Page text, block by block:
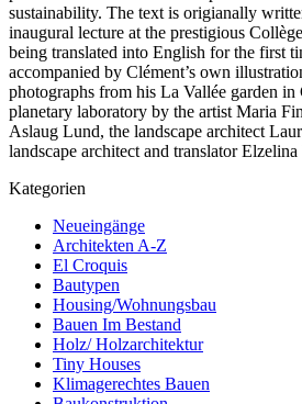
sustainability. The text is origianally
inaugural lecture at the prestigious
being translated into English for the first
accompanied by Clément’s own
photographs from his La Vallée garden in
planetary laboratory by the artist Maria
Aslaug Lund, the landscape architect
landscape architect and translator
Kategorien
Neueingänge
Architekten A-Z
El Croquis
Bautypen
Housing/Wohnungsbau
Bauen Im Bestand
Holz/ Holzarchitektur
Tiny Houses
Klimagerechtes Bauen